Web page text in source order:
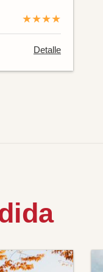
★★★★
Detalle